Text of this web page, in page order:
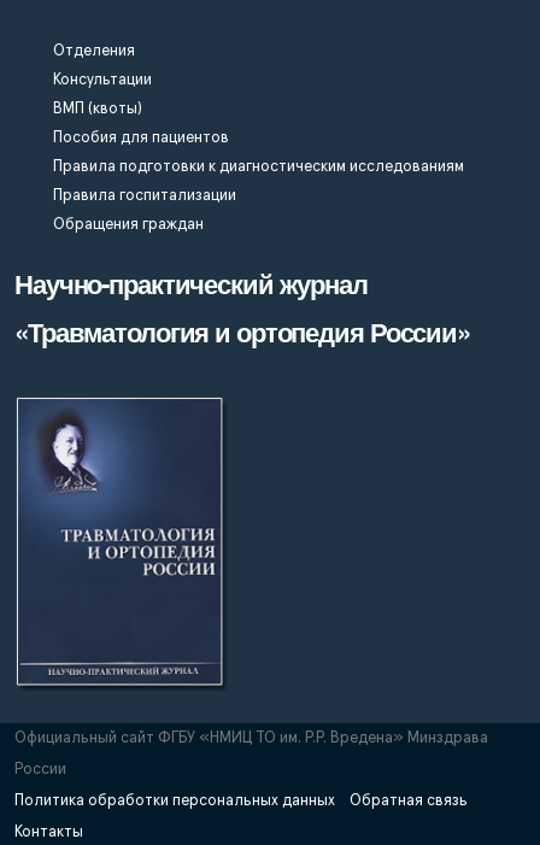
Отделения
Консультации
ВМП (квоты)
Пособия для пациентов
Правила подготовки к диагностическим исследованиям
Правила госпитализации
Обращения граждан
Научно-практический журнал
«Травматология и ортопедия России»
Официальный сайт ФГБУ «НМИЦ ТО им. Р.Р. Вредена» Минздрава
России
Политика обработки персональных данных
Обратная связь
Контакты